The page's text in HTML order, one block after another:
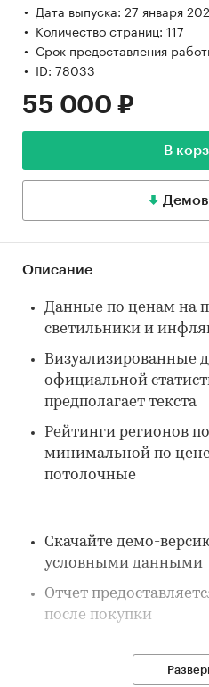
Дата выпуска: 27 января
Количество страниц: 117
Срок предоставления
ID: 78033
55 000 ₽
В
Описание
Данные по ценам на
светильники и
Визуализированные
официальной
предполагает текста
Рейтинги регионов
минимальной по
потолочные
Скачайте демо-
условными данными
Отчет
после покупки